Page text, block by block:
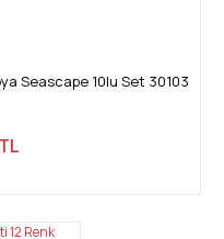
Seascape 10lu Set 30103